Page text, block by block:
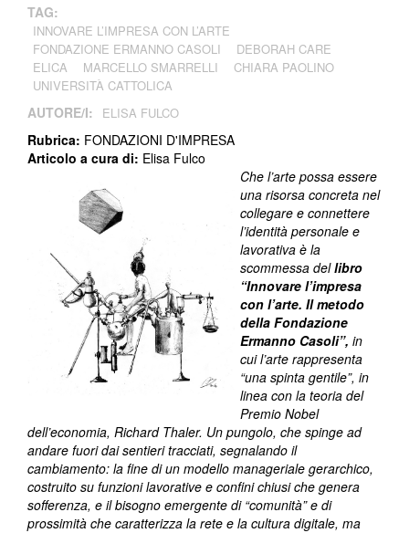
TAG:
INNOVARE L’IMPRESA CON L’ARTE
FONDAZIONE ERMANNO CASOLI
DEBORAH CARE
ELICA
MARCELLO SMARRELLI
CHIARA PAOLINO
UNIVERSITÀ CATTOLICA
AUTORE/I: ELISA FULCO
Rubrica: FONDAZIONI D'IMPRESA
Articolo a cura di: Elisa Fulco
Che l’arte possa essere
una risorsa concreta nel
collegare e connettere
l’identità personale e
lavorativa è la
scommessa dellibro
“Innovare l’impresa
con l’arte. Il metodo
della Fondazione
Ermanno Casoli”, in
cui l’arte rappresenta
“una spinta gentile”, in
linea con la teoria del
Premio Nobel
dell’economia, Richard Thaler. Un pungolo, che spinge ad
andare fuori dai sentieri tracciati, segnalando il
cambiamento: la fine di un modello manageriale gerarchico,
costruito su funzioni lavorative e confini chiusi che genera
sofferenza, e il bisogno emergente di “comunità” e di
prossimità che caratterizza la rete e la cultura digitale, ma